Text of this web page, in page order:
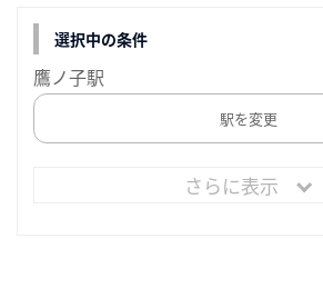
選択中の条件
鷹ノ子駅
駅を変更
さらに表示